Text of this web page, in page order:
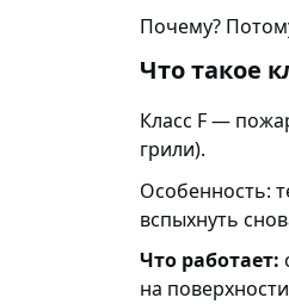
Почему?
Что такое
Класс F —
грили).
Особенность:
вспыхнуть
Что работает:
на